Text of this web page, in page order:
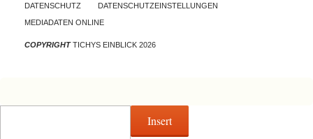
DATENSCHUTZ
DATENSCHUTZEINSTELLUNGEN
MEDIADATEN ONLINE
COPYRIGHTTICHYS EINBLICK 2026
Insert